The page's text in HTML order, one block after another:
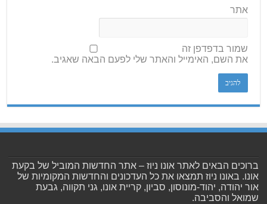
אתר
שמור בדפדפן זה
את השם, האימייל והאתר שלי לפעם הבאה שאגיב.
ברוכים הבאים לאתר אונו ניוז – אתר החדשות המוביל של בקעת
אונו. באונו ניוז תמצאו את כל העדכונים והחדשות המקומיות של
אור יהודה, יהוד-מונוסון, סביון, קריית אונו, גני תקווה, גבעת
שמואל והסביבה.